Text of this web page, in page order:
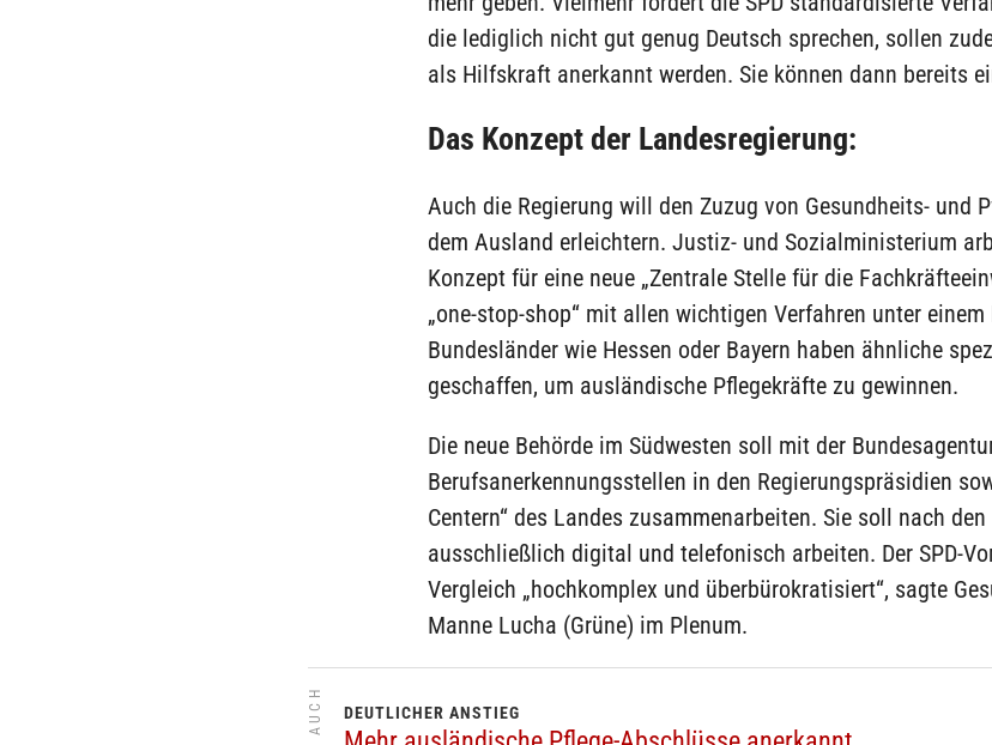
die lediglich nicht gut genug Deutsch sprechen, sollen
als Hilfskraft anerkannt werden. Sie können dann bereits
Das Konzept der Landesregierung:
Auch die Regierung will den Zuzug von Gesundheits- und
dem Ausland erleichtern. Justiz- und Sozialministerium
Konzept für eine neue „Zentrale Stelle für die
„one-stop-shop“ mit allen wichtigen Verfahren unter
Bundesländer wie Hessen oder Bayern haben ähnliche
geschaffen, um ausländische Pflegekräfte zu gewinnen.
Die neue Behörde im Südwesten soll mit der
Berufsanerkennungsstellen in den Regierungspräsidien
Centern“ des Landes zusammenarbeiten. Sie soll nach
ausschließlich digital und telefonisch arbeiten. Der SPD-
Vergleich „hochkomplex und überbürokratisiert“, sagte
Manne Lucha (Grüne) im Plenum.
DEUTLICHER ANSTIEG